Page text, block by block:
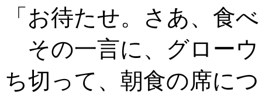
「お待たせ。さあ、食
その一言に、グロー
ち切って、朝食の席につ